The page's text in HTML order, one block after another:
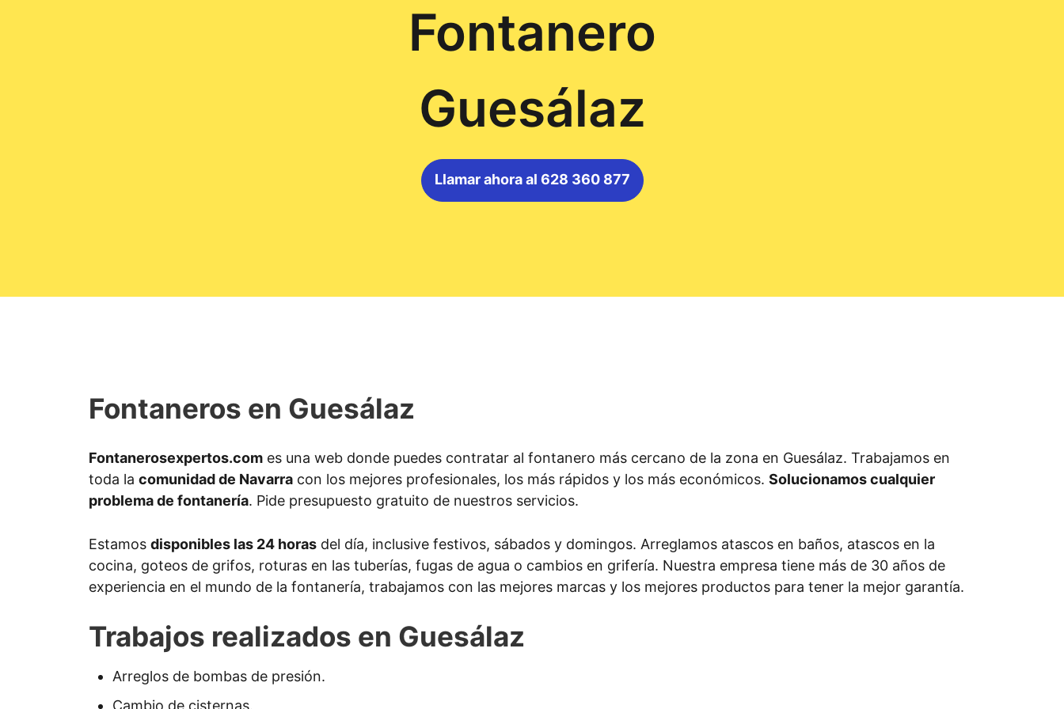
Fontanero
Guesálaz
Llamar ahora al 628 360 877
Fontaneros en Guesálaz
Fontanerosexpertos.com es una web donde puedes contratar al fontanero más cercano de la zona en Guesálaz. Trabajamos en
toda la comunidad de Navarra con los mejores profesionales, los más rápidos y los más económicos. Solucionamos cualquier
problema de fontanería. Pide presupuesto gratuito de nuestros servicios.
Estamos disponibles las 24 horas del día, inclusive festivos, sábados y domingos. Arreglamos atascos en baños, atascos en la
cocina, goteos de grifos, roturas en las tuberías, fugas de agua o cambios en grifería. Nuestra empresa tiene más de 30 años de
experiencia en el mundo de la fontanería, trabajamos con las mejores marcas y los mejores productos para tener la mejor garantía.
Trabajos realizados en Guesálaz
Arreglos de bombas de presión.
Cambio de cisternas.